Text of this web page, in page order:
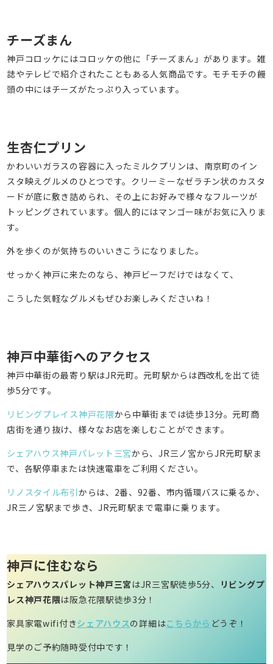
チーズまん
神戸コロッケにはコロッケの他に「チーズまん」があります。雑
誌やテレビで紹介されたこともある人気商品です。モチモチの饅
頭の中にはチーズがたっぷり入っています。
生杏仁プリン
かわいいガラスの容器に入ったミルクプリンは、南京町のイン
スタ映えグルメのひとつです。クリーミーなゼラチン状のカスタ
ードが底に敷き詰められ、その上にお好みで様々なフルーツが
トッピングされています。個人的にはマンゴー味がお気に入りま
す。
外を歩くのが気持ちのいいきこうになりました。
せっかく神戸に来たのなら、神戸ビーフだけではなくて、
こうした気軽なグルメもぜひお楽しみくださいね！
神戸中華街へのアクセス
神戸中華街の最寄り駅はJR元町。元町駅からは西改札を出て徒
歩5分です。
リビングプレイス神戸花隈から中華街までは徒歩13分。元町商
店街を通り抜け、様々なお店を楽しむことができます。
シェアハウス神戸パレット三宮から、JR三ノ宮からJR元町駅ま
で、各駅停車または快速電車をご利用ください。
リノスタイル布引からは、2番、92番、市内循環バスに乗るか、
JR三ノ宮駅まで歩き、JR元町駅まで電車に乗ります。
神戸に住むなら
シェアハウスパレット神戸三宮 はJR三宮駅徒歩5分、
リビングプ
レス神戸花隈は阪急花隈駅徒歩3分！
家具家電wifi付きシェアハウスの詳細はこちらから どうぞ！
見学のご予約随時受付中です！